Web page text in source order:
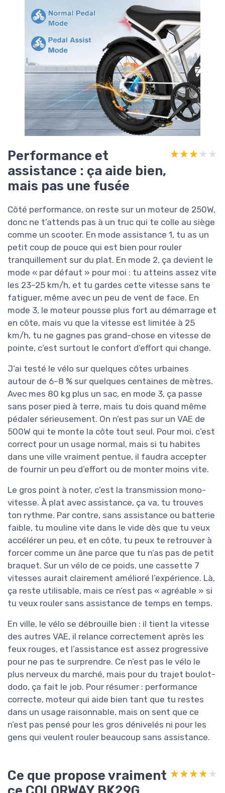
Performance et
assistance : ça aide bien,
mais pas une fusée
★★★★★
★★★★★
Côté performance, on reste sur un moteur de 250W,
donc ne t’attends pas à un truc qui te colle au siège
comme un scooter. En mode assistance 1, tu as un
petit coup de pouce qui est bien pour rouler
tranquillement sur du plat. En mode 2, ça devient le
mode « par défaut » pour moi : tu atteins assez vite
les 23–25 km/h, et tu gardes cette vitesse sans te
fatiguer, même avec un peu de vent de face. En
mode 3, le moteur pousse plus fort au démarrage et
en côte, mais vu que la vitesse est limitée à 25
km/h, tu ne gagnes pas grand-chose en vitesse de
pointe, c’est surtout le confort d’effort qui change.
J’ai testé le vélo sur quelques côtes urbaines
autour de 6–8 % sur quelques centaines de mètres.
Avec mes 80 kg plus un sac, en mode 3, ça passe
sans poser pied à terre, mais tu dois quand même
pédaler sérieusement. On n’est pas sur un VAE de
500W qui te monte la côte tout seul. Pour moi, c’est
correct pour un usage normal, mais si tu habites
dans une ville vraiment pentue, il faudra accepter
de fournir un peu d’effort ou de monter moins vite.
Le gros point à noter, c’est la transmission mono-
vitesse. À plat avec assistance, ça va, tu trouves
ton rythme. Par contre, sans assistance ou batterie
faible, tu mouline vite dans le vide dès que tu veux
accélérer un peu, et en côte, tu peux te retrouver à
forcer comme un âne parce que tu n’as pas de petit
braquet. Sur un vélo de ce poids, une cassette 7
vitesses aurait clairement amélioré l’expérience. Là,
ça reste utilisable, mais ce n’est pas « agréable » si
tu veux rouler sans assistance de temps en temps.
En ville, le vélo se débrouille bien : il tient la vitesse
des autres VAE, il relance correctement après les
feux rouges, et l’assistance est assez progressive
pour ne pas te surprendre. Ce n’est pas le vélo le
plus nerveux du marché, mais pour du trajet boulot-
dodo, ça fait le job. Pour résumer : performance
correcte, moteur qui aide bien tant que tu restes
dans un usage raisonnable, mais on sent que ce
n’est pas pensé pour les gros dénivelés ni pour les
gens qui veulent rouler beaucoup sans assistance.
Ce que propose vraiment ★★★★★
★★★★★